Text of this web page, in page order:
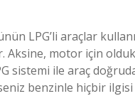
LPG’li araçlar
Aksine, motor için
ile araç
benzinle hiçbir